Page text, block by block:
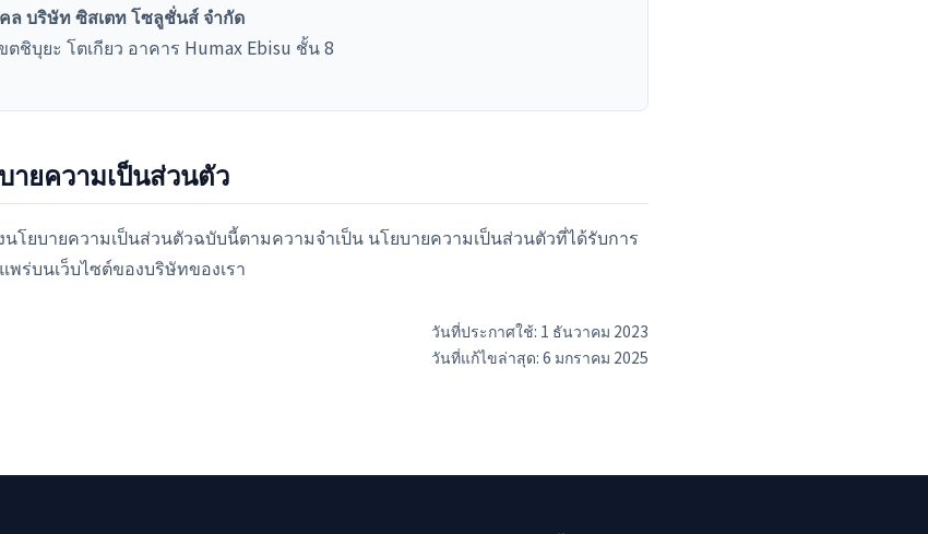
บริษัท ซิสเตท โซลูชั่นส์ จำกัด
ตชิบุยะ โตเกียว อาคาร Humax Ebisu ชั้น 8
ายความเป็นส่วนตัว
โยบายความเป็นส่วนตัวฉบับนี้ตามความจำเป็น นโยบายความเป็นส่วนตัวที่ได้รับการ
ร่บนเว็บไซต์ของบริษัทของเรา
วันที่ประกาศใช้: 1 ธันวาคม 2023
วันที่แก้ไขล่าสุด: 6 มกราคม 2025